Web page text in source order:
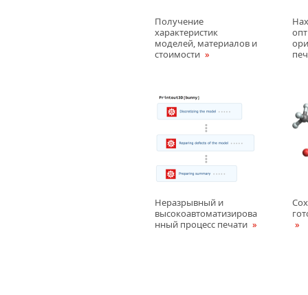
Получение
характеристик
моделей, материалов и
стоимости
Неразрывный и
высокоавтоматизирова
нный процесс печати